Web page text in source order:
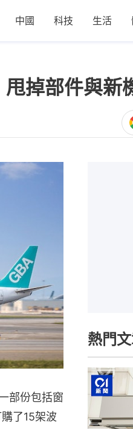
中國 科技 生活
掉部件與新
部份包括窗
了15架波
熱門